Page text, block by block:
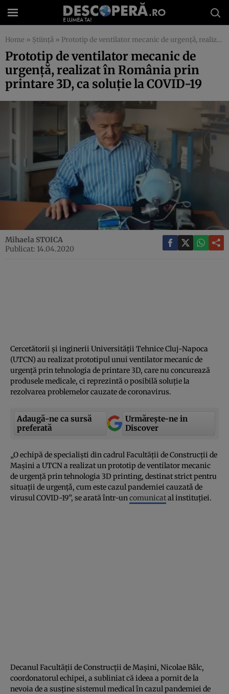
Home » Știință » Prototip de ventilator mecanic de urgenţă, realizat în România prin printare 3D, ca soluţie la COVID-19
Prototip de ventilator mecanic de
urgenţă, realizat în România prin
printare 3D, ca soluţie la COVID-19
Mihaela STOICA
Publicat: 14.04.2020
Cercetătorii şi inginerii Universităţii Tehnice Cluj-Napoca
(UTCN) au realizat prototipul unui ventilator mecanic de
urgenţă prin tehnologia de printare 3D, care nu concurează
produsele medicale, ci reprezintă o posibilă soluţie la
rezolvarea problemelor cauzate de coronavirus.
Adaugă-ne ca sursă
preferată
Urmărește-ne in
Discover
„O echipă de specialişti din cadrul Facultăţii de Construcţii de
Maşini a UTCN a realizat un prototip de ventilator mecanic
de urgenţă prin tehnologia 3D printing, destinat strict pentru
situaţii de urgenţǎ, cum este cazul pandemiei cauzatǎ de
virusul COVID-19”, se arată într-uncomunicatal instituţiei.
Decanul Facultăţii de Construcţii de Maşini, Nicolae Bâlc,
coordonatorul echipei, a subliniat că ideea a pornit de la
nevoia de a susţine sistemul medical în cazul pandemiei de